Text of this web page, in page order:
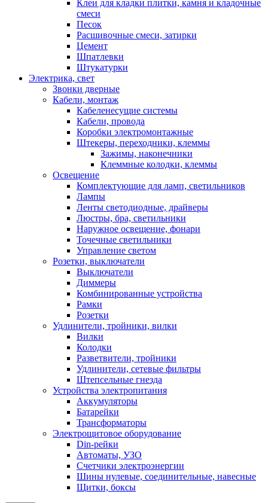
Клеи для кладки плитки, камня и кладочные
смеси
Песок
Расшивочные смеси, затирки
Цемент
Шпатлевки
Штукатурки
Электрика, свет
Звонки дверные
Кабели, монтаж
Кабеленесущие системы
Кабели, провода
Коробки электромонтажные
Штекеры, переходники, клеммы
Зажимы, наконечники
Клеммные колодки, клеммы
Освещение
Комплектующие для ламп, светильников
Лампы
Ленты светодиодные, драйверы
Люстры, бра, светильники
Наружное освещение, фонари
Точечные светильники
Управление светом
Розетки, выключатели
Выключатели
Диммеры
Комбинированные устройства
Рамки
Розетки
Удлинители, тройники, вилки
Вилки
Колодки
Разветвители, тройники
Удлинители, сетевые фильтры
Штепсельные гнезда
Устройства электропитания
Аккумуляторы
Батарейки
Трансформаторы
Электрощитовое оборудование
Din-рейки
Автоматы, УЗО
Счетчики электроэнергии
Шины нулевые, соединительные, навесные
Щитки, боксы